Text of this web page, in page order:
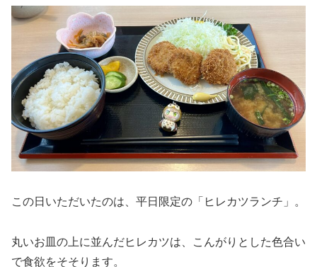
この日いただいたのは、平日限定の「ヒレカツランチ」。
丸いお皿の上に並んだヒレカツは、こんがりとした色合い
で食欲をそそります。